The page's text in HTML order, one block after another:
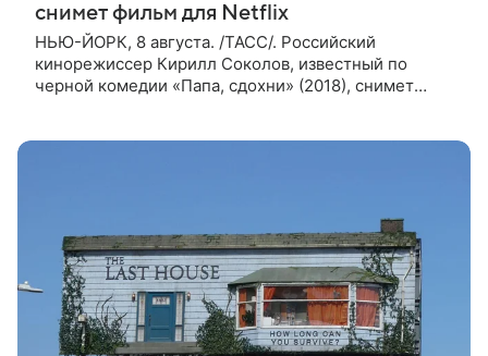
снимет фильм для Netflix
НЬЮ-ЙОРК, 8 августа. /ТАСС/. Российский
кинорежиссер Кирилл Соколов, известный по
черной комедии «Папа, сдохни» (2018), снимет